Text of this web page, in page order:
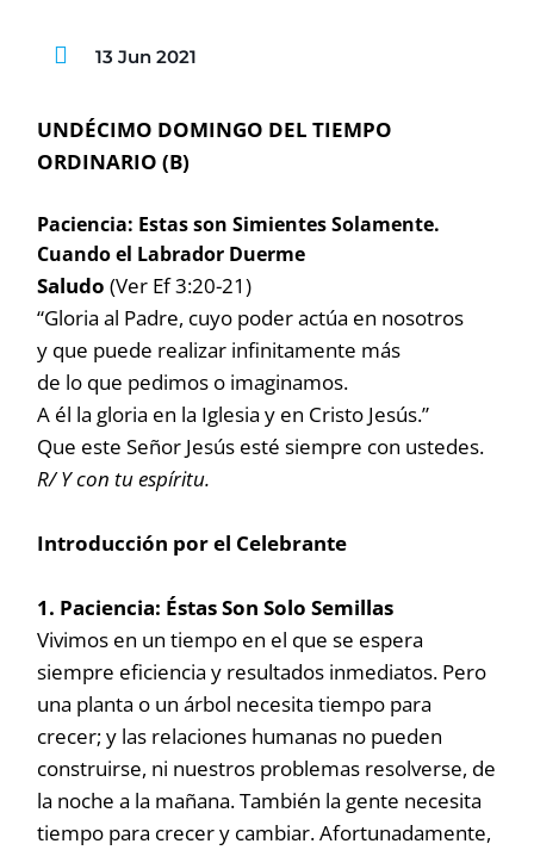
13 Jun 2021
UNDÉCIMO DOMINGO DEL TIEMPO
ORDINARIO (B)
Paciencia: Estas son Simientes Solamente.
Cuando el Labrador Duerme
Saludo(Ver Ef 3:20-21)
“Gloria al Padre, cuyo poder actúa en nosotros
y que puede realizar infinitamente más
de lo que pedimos o imaginamos.
A él la gloria en la Iglesia y en Cristo Jesús.”
Que este Señor Jesús esté siempre con ustedes.
R/ Y con tu espíritu.
Introducción por el Celebrante
1. Paciencia: Éstas Son Solo Semillas
Vivimos en un tiempo en el que se espera
siempre eficiencia y resultados inmediatos. Pero
una planta o un árbol necesita tiempo para
crecer; y las relaciones humanas no pueden
construirse, ni nuestros problemas resolverse, de
la noche a la mañana. También la gente necesita
tiempo para crecer y cambiar. Afortunadamente,